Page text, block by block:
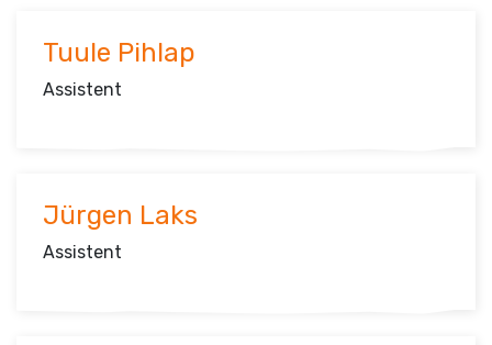
Tuule Pihlap
Assistent
Jürgen Laks
Assistent